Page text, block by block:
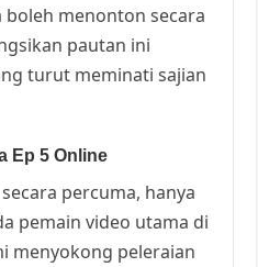
boleh menonton secara
pautan ini
turut meminati sajian
Ep 5 Online
percuma, hanya
pemain video utama di
menyokong peleraian